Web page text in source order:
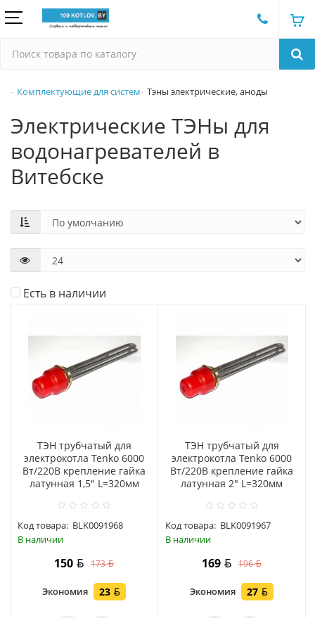
Комплектующие для систем Тэны электрические, аноды
Электрические ТЭНы для
водонагревателей в
Витебске
Есть в наличии
ТЭН трубчатый для
электрокотла Tenko 6000
Вт/220В крепление гайка
латунная 1,5" L=320мм
Код товара: BLK0091968
В наличии
150 173
Экономия 23
ТЭН трубчатый для
электрокотла Tenko 6000
Вт/220В крепление гайка
латунная 2" L=320мм
Код товара: BLK0091967
В наличии
169 196
Экономия 27